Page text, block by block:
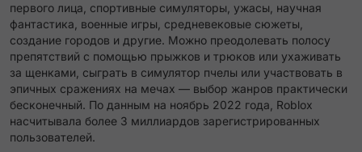
первого лица, спортивные симуляторы, ужасы, научная
фантастика, военные игры, средневековые сюжеты,
создание городов и другие. Можно преодолевать полосу
препятствий с помощью прыжков и трюков или ухаживать
за щенками, сыграть в симулятор пчелы или участвовать в
эпичных сражениях на мечах — выбор жанров практически
бесконечный. По данным на ноябрь 2022 года, Roblox
насчитывала более 3 миллиардов зарегистрированных
пользователей.